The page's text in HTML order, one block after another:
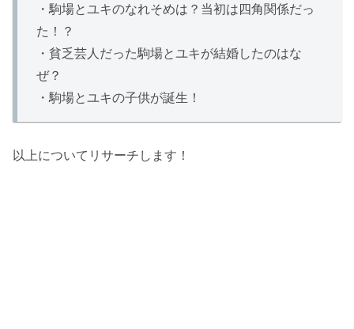
・駒場とユキのなれそめは？当初は四角関係だっ
た！？
・貧乏芸人だった駒場とユキが結婚したのはな
ぜ？
・駒場とユキの子供が誕生！
以上についてリサーチします！